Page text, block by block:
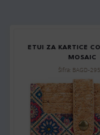
ETUI ZA KARTICE
MOSAIC
Šifra: BAGD-